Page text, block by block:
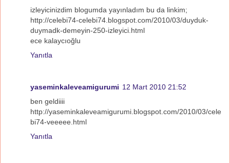
izleyicinizdim blogumda yayınladım bu da linkim;
http://celebi74-celebi74.blogspot.com/2010/03/duyduk-
duymadk-demeyin-250-izleyici.html
ece kalaycıoğlu
Yanıtla
yaseminkaleveamigurumi 12 Mart 2010 21:52
ben geldiiii
http://yaseminkaleveamigurumi.blogspot.com/2010/03/cele
bi74-veeeee.html
Yanıtla